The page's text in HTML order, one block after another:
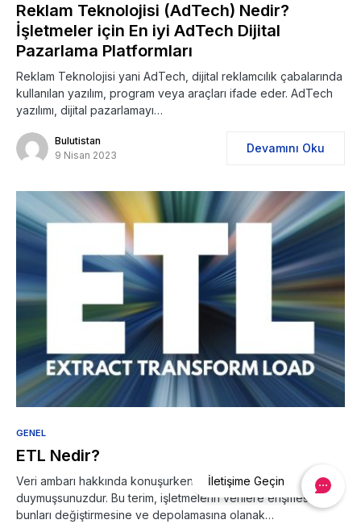
Reklam Teknolojisi (AdTech) Nedir?
İşletmeler için En iyi AdTech Dijital
Pazarlama Platformları
Reklam Teknolojisi yani AdTech, dijital reklamcılık çabalarında
kullanılan yazılım, program veya araçları ifade eder. AdTech
yazılımı, dijital pazarlamayı…
Bulutistan
9 Nisan 2023
Devamını Oku
GENEL
ETL Nedir?
Veri ambarı hakkında konuşurken, muhtemelen “ETL” terimini
duymuşsunuzdur. Bu terim, işletmelerin verilere erişmesine,
bunları değiştirmesine ve depolamasına olanak…
İletişime Geçin